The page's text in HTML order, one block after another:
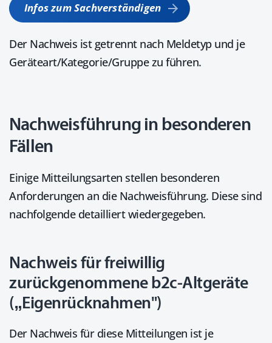
Infos zum Sachverständigen
Der Nachweis ist getrennt nach Meldetyp und je
Geräteart/Kategorie/Gruppe zu führen.
Nachweisführung in besonderen
Fällen
Einige Mitteilungsarten stellen besonderen
Anforderungen an die Nachweisführung. Diese sind
nachfolgende detailliert wiedergegeben.
Nachweis für freiwillig
zurückgenommene b2c-Altgeräte
(„Eigenrücknahmen")
Der Nachweis für diese Mitteilungen ist je